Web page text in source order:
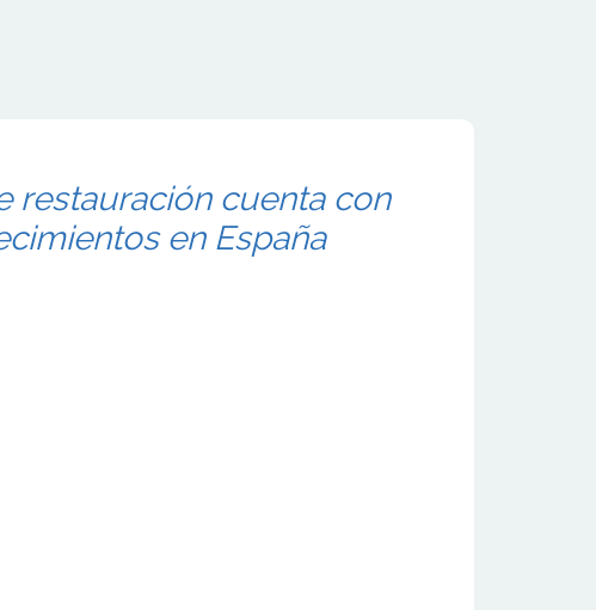
restauración cuenta con
en España